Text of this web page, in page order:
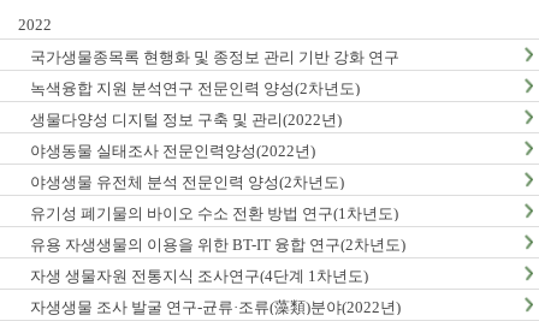
2022
국가생물종목록 현행화 및 종정보 관리 기반 강화 연구
녹색융합 지원 분석연구 전문인력 양성(2차년도)
생물다양성 디지털 정보 구축 및 관리(2022년)
야생동물 실태조사 전문인력양성(2022년)
야생생물 유전체 분석 전문인력 양성(2차년도)
유기성 폐기물의 바이오 수소 전환 방법 연구(1차년도)
유용 자생생물의 이용을 위한 BT-IT 융합 연구(2차년도)
자생 생물자원 전통지식 조사연구(4단계 1차년도)
자생생물 조사 발굴 연구-균류·조류(藻類)분야(2022년)